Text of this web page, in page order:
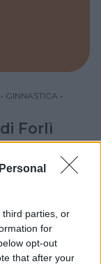
third parties, or
for
opt-out
that after your
• GINNASTICA •
Forlì